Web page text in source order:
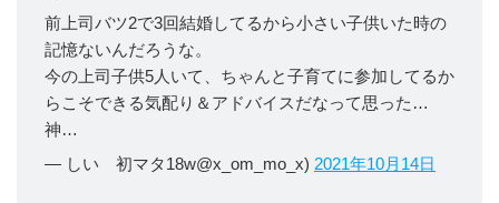
前上司バツ2で3回結婚してるから小さい子供いた時の
記憶ないんだろうな。
今の上司子供5人いて、ちゃんと子育てに参加してるか
らこそできる気配り＆アドバイスだなって思った…
神…
— しい 初マタ18w@x_om_mo_x) 2021年10月14日